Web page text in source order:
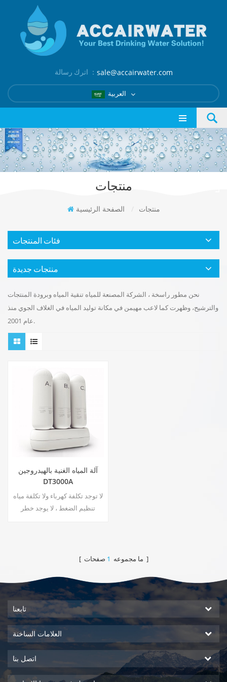
اترك رسالة ： sale@accairwater.com
منتجات
الصفحة الرئيسية / منتجات
فئات المنتجات
منتجات جديدة
نحن مطور راسخة ، الشركة المصنعة للمياه تنقية المياه وبرودة المنتجات
والترشيح، وظهرت كما لاعب مهيمن في مكانة توليد المياه في الغلاف الجوي منذ
عام 2001.
آلة المياه الغنية بالهيدروجين
DT3000A
لا توجد تكلفة كهرباء ولا تكلفة مياه
تنظيم الضغط ، لا يوجد خطر
[ ما مجموعه 1 صفحات ]
تابعنا
العلامات الساخنة
اتصل بنا